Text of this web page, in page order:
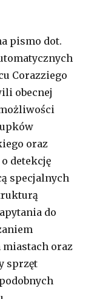
pismo dot.
Corazziego
obecnej
oraz
detekcję
specjalnych
do
oraz
sprzęt